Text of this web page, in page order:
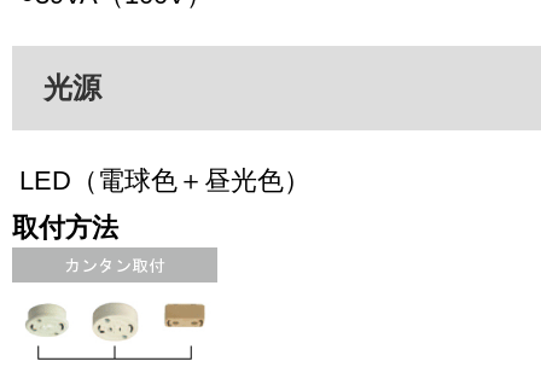
光源
LED（電球色＋昼光色）
取付方法